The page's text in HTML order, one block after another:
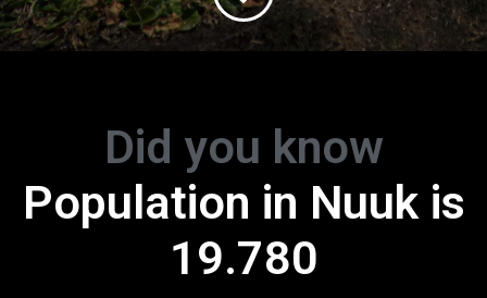
Did you know
Population in Nuuk is
19.780